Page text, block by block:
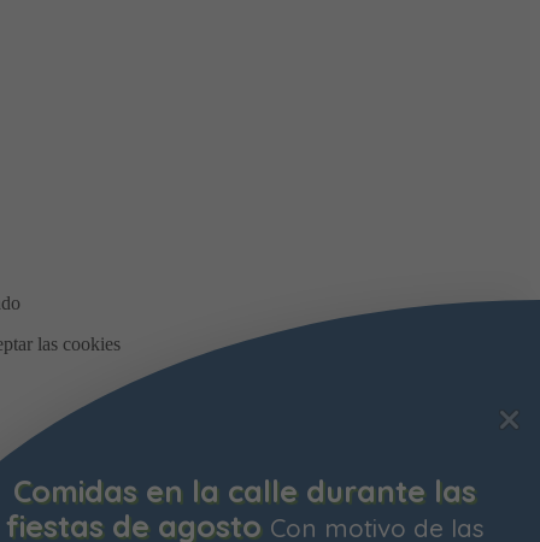
Bonificación de la Contribución
Territorial Ya está abierto el plazo para